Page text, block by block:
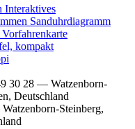
Interaktives
Sanduhrdiagramm
Vorfahrenkarte
kompakt
30 28 — Watzenborn-
Deutschland
Watzenborn-Steinberg,